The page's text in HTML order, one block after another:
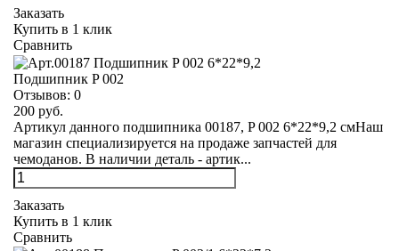
Заказать
Купить в 1 клик
Сравнить
Подшипник P 002
Отзывов: 0
200 руб.
Артикул данного подшипника 00187, P 002 6*22*9,2 смНаш
магазин специализируется на продаже запчастей для
чемоданов. В наличии деталь - артик...
Заказать
Купить в 1 клик
Сравнить